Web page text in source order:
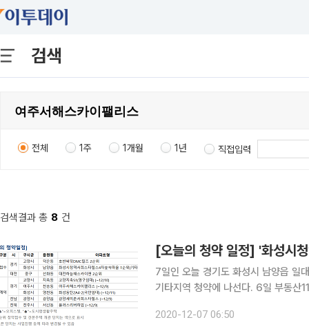
검색
전체 1주 1개월 1년 직접입력
검색결과 총 8 건
[오늘의 청약 일정] '화성시
7일인 오늘 경기도 화성시 남양읍 일
기타지역 청약에 나선다. 6일 부동산114에 따르면 화성시청역 서희스타힐스4차숲속마을은 이날 1
지 계약을 진행한다. 전남 광양시 광
2020-12-07 06:50